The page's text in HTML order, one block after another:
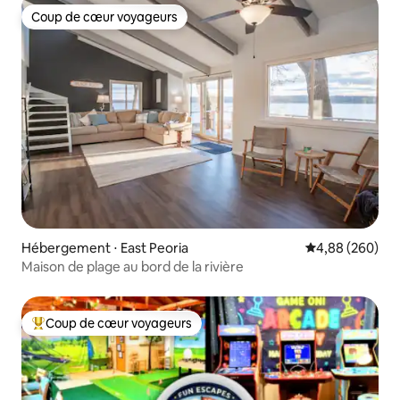
Coup de cœur voyageurs
Coup de cœur voyageurs
Hébergement ⋅ East Peoria Évaluation
4,88 (260)
Maison de plage au bord de la rivière
Coups de cœur voyageurs les plus appréciés
Coup de cœur voyageurs